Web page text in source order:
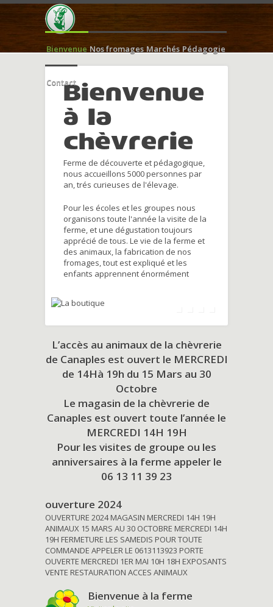
Bienvenue Nos fromages Marchés Pédagogie
ContactBienvenue
à la
chèvrerie
Ferme de découverte et pédagogique,
nous accueillons 5000 personnes par
an, trés curieuses de l'élevage.
Pour les écoles et les groupes nous
organisons toute l'année la visite de la
ferme, et une dégustation toujours
apprécié de tous. Le vie de la ferme et
des animaux, la fabrication de nos
fromages, tout est expliqué et les
enfants apprennent énormément
L’accès au animaux de la chèvrerie
de Canaples est ouvert le MERCREDI
de 14Hà 19h du 15 Mars au 30
Octobre
Le magasin de la chèvrerie de
Canaples est ouvert toute l’année le
MERCREDI 14H 19H
Pour les visites de groupe ou les
anniversaires à la ferme appeler le
06 13 11 39 23
ouverture 2024
OUVERTURE 2024 MAGASIN MERCREDI 14H 19H
ANIMAUX 15 MARS AU 30 OCTOBRE MERCREDI 14H
19H FERMETURE LES SAMEDIS POUR TOUTE
COMMANDE APPELER LE 0613113923 PORTE
OUVERTE MERCREDI 1ER MAI 10H 18H EXPOSANTS
VENTE RESTAURATION ACCES ANIMAUX
Bienvenue à la ferme